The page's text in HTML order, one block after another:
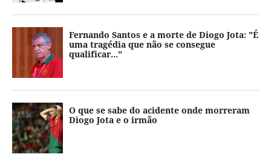
Fernando Santos e a morte de Diogo Jota: "É
uma tragédia que não se consegue
qualificar..."
O que se sabe do acidente onde morreram
Diogo Jota e o irmão